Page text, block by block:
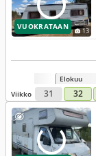
VUOKRATAAN 13
Elokuu
Viikko
31 32